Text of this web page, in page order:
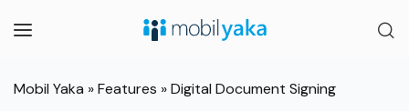
Mobil Yaka »Features »Digital Document Signing